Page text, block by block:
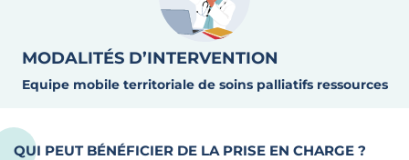
MODALITÉS D’INTERVENTION
Equipe mobile territoriale de soins palliatifs ressources
QUI PEUT BÉNÉFICIER DE LA PRISE EN CHARGE ?